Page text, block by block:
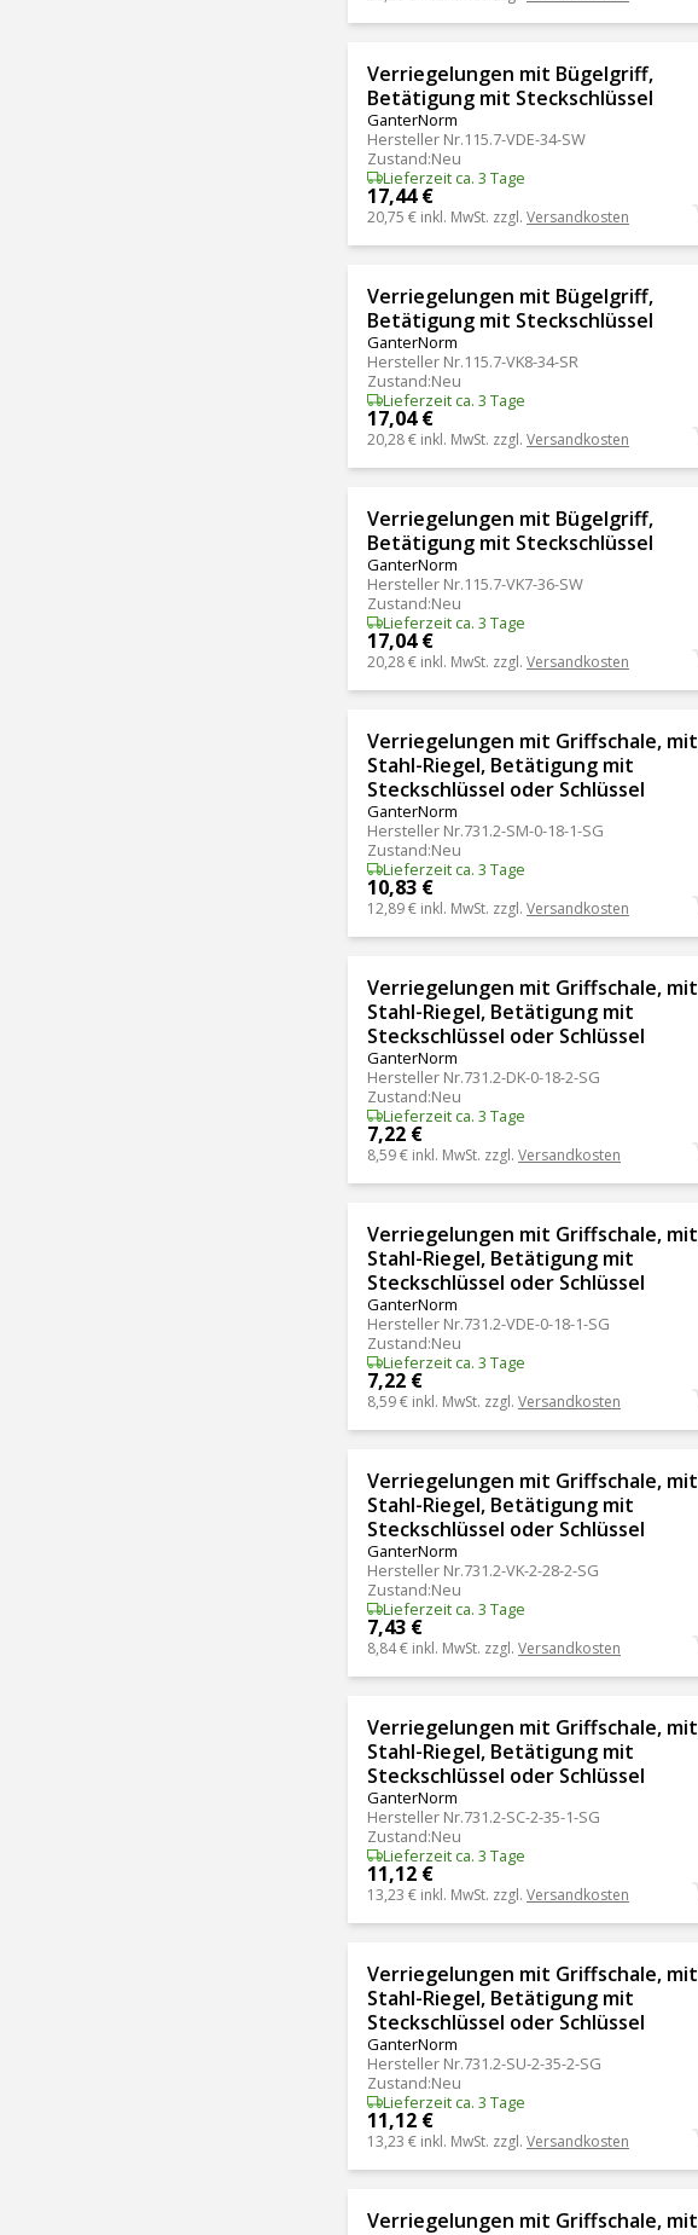
Verriegelungen mit Bügelgriff,
Betätigung mit Steckschlüssel
GanterNorm
Hersteller Nr.115.7-VDE-34-SW
Zustand:Neu
Lieferzeit ca. 3 Tage
17,44 €
20,75 € inkl. MwSt. zzgl. Versandkosten
Verriegelungen mit Bügelgriff,
Betätigung mit Steckschlüssel
GanterNorm
Hersteller Nr.115.7-VK8-34-SR
Zustand:Neu
Lieferzeit ca. 3 Tage
17,04 €
20,28 € inkl. MwSt. zzgl. Versandkosten
Verriegelungen mit Bügelgriff,
Betätigung mit Steckschlüssel
GanterNorm
Hersteller Nr.115.7-VK7-36-SW
Zustand:Neu
Lieferzeit ca. 3 Tage
17,04 €
20,28 € inkl. MwSt. zzgl. Versandkosten
Verriegelungen mit Griffschale, mit
Stahl-Riegel, Betätigung mit
Steckschlüssel oder Schlüssel
GanterNorm
Hersteller Nr.731.2-SM-0-18-1-SG
Zustand:Neu
Lieferzeit ca. 3 Tage
10,83 €
12,89 € inkl. MwSt. zzgl. Versandkosten
Verriegelungen mit Griffschale, mit
Stahl-Riegel, Betätigung mit
Steckschlüssel oder Schlüssel
GanterNorm
Hersteller Nr.731.2-DK-0-18-2-SG
Zustand:Neu
Lieferzeit ca. 3 Tage
7,22 €
8,59 € inkl. MwSt. zzgl. Versandkosten
Verriegelungen mit Griffschale, mit
Stahl-Riegel, Betätigung mit
Steckschlüssel oder Schlüssel
GanterNorm
Hersteller Nr.731.2-VDE-0-18-1-SG
Zustand:Neu
Lieferzeit ca. 3 Tage
7,22 €
8,59 € inkl. MwSt. zzgl. Versandkosten
Verriegelungen mit Griffschale, mit
Stahl-Riegel, Betätigung mit
Steckschlüssel oder Schlüssel
GanterNorm
Hersteller Nr.731.2-VK-2-28-2-SG
Zustand:Neu
Lieferzeit ca. 3 Tage
7,43 €
8,84 € inkl. MwSt. zzgl. Versandkosten
Verriegelungen mit Griffschale, mit
Stahl-Riegel, Betätigung mit
Steckschlüssel oder Schlüssel
GanterNorm
Hersteller Nr.731.2-SC-2-35-1-SG
Zustand:Neu
Lieferzeit ca. 3 Tage
11,12 €
13,23 € inkl. MwSt. zzgl. Versandkosten
Verriegelungen mit Griffschale, mit
Stahl-Riegel, Betätigung mit
Steckschlüssel oder Schlüssel
GanterNorm
Hersteller Nr.731.2-SU-2-35-2-SG
Zustand:Neu
Lieferzeit ca. 3 Tage
11,12 €
13,23 € inkl. MwSt. zzgl. Versandkosten
Verriegelungen mit Griffschale, mit